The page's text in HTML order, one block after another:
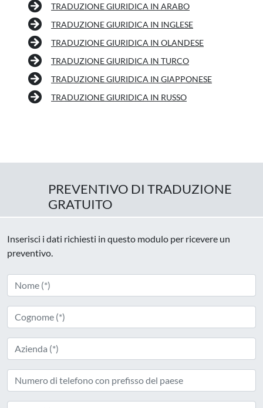
TRADUZIONE GIURIDICA IN ARABO
TRADUZIONE GIURIDICA IN INGLESE
TRADUZIONE GIURIDICA IN OLANDESE
TRADUZIONE GIURIDICA IN TURCO
TRADUZIONE GIURIDICA IN GIAPPONESE
TRADUZIONE GIURIDICA IN RUSSO
PREVENTIVO DI TRADUZIONE
GRATUITO
Inserisci i dati richiesti in questo modulo per ricevere un
preventivo.